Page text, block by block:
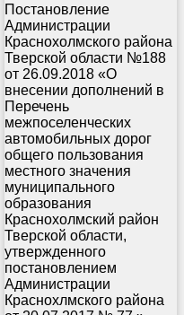
Постановление
Администрации
Краснохолмского района
Тверской области №188
от 26.09.2018 «О
внесении дополнений в
Перечень
межпоселенческих
автомобильных дорог
общего пользования
местного значения
муниципального
образования
Краснохолмский район
Тверской области,
утвержденного
постановлением
Администрации
Краснохлмского района